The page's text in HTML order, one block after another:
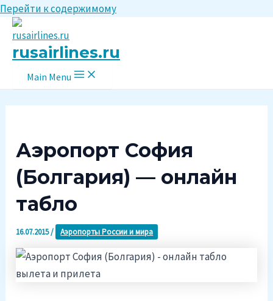
Перейти к содержимому
rusairlines.ru
Main Menu
Аэропорт София
(Болгария) — онлайн
табло
16.07.2015/ Аэропорты России и мира